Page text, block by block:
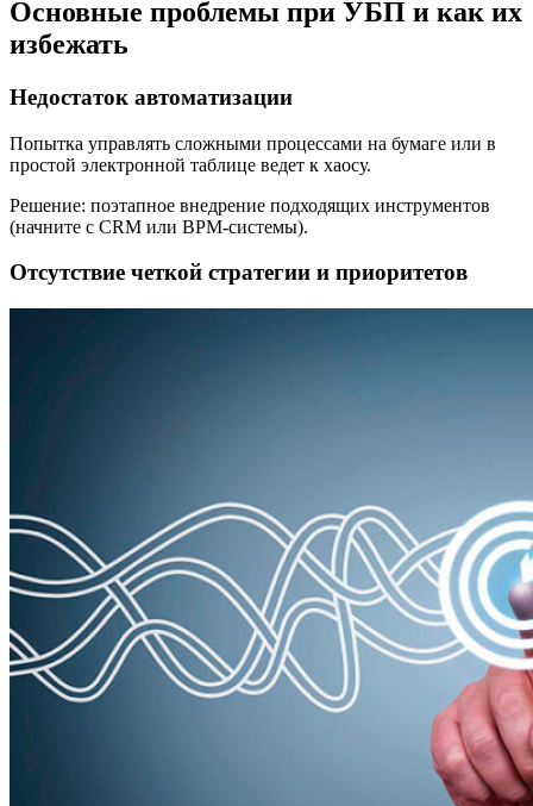
Основные проблемы при УБП и как их
избежать
Недостаток автоматизации
Попытка управлять сложными процессами на бумаге или в
простой электронной таблице ведет к хаосу.
Решение: поэтапное внедрение подходящих инструментов
(начните с CRM или BPM-системы).
Отсутствие четкой стратегии и приоритетов